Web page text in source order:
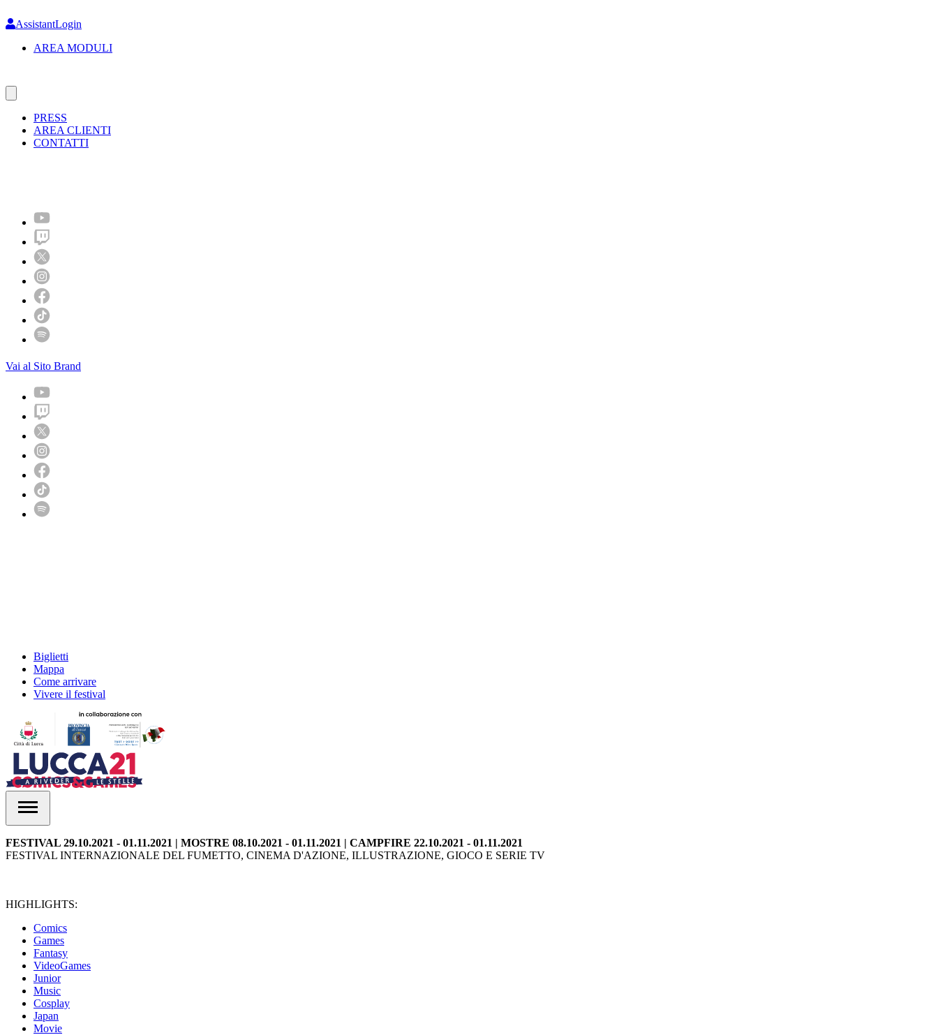
to
content
AssistantLogin
AREA MODULI
PRESS
AREA CLIENTI
CONTATTI
Vai al Sito Brand
Biglietti
Mappa
Come arrivare
Vivere il festival
FESTIVAL 29.10.2021 - 01.11.2021 | MOSTRE 08.10.2021 - 01.11.2021 | CAMPFIRE 22.10.2021 - 01.11.2021
FESTIVAL INTERNAZIONALE DEL FUMETTO, CINEMA D'AZIONE, ILLUSTRAZIONE, GIOCO E SERIE TV
HIGHLIGHTS:
Comics
Games
Fantasy
VideoGames
Junior
Music
Cosplay
Japan
Movie